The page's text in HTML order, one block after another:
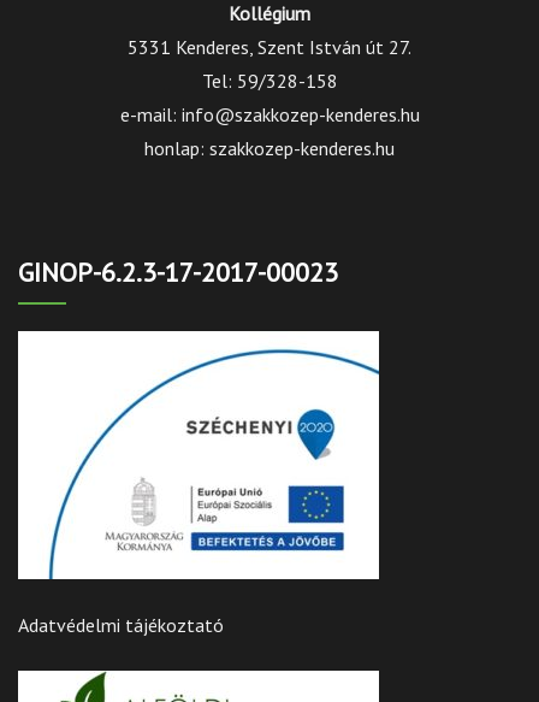
Kollégium
5331 Kenderes, Szent István út 27.
Tel: 59/328-158
e-mail: info@szakkozep-kenderes.hu
honlap: szakkozep-kenderes.hu
GINOP-6.2.3-17-2017-00023
Adatvédelmi tájékoztató